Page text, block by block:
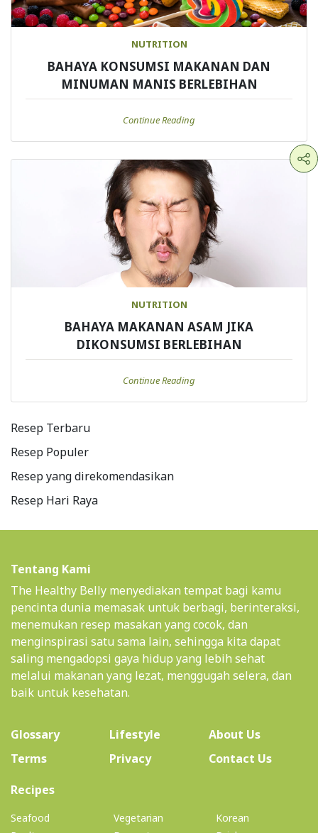
NUTRITION
BAHAYA KONSUMSI MAKANAN DAN
MINUMAN MANIS BERLEBIHAN
Continue Reading
NUTRITION
BAHAYA MAKANAN ASAM JIKA
DIKONSUMSI BERLEBIHAN
Continue Reading
Resep Terbaru
Resep Populer
Resep yang direkomendasikan
Resep Hari Raya
Tentang Kami
The Healthy Belly menyediakan tempat bagi kamu
pencinta dunia memasak untuk berbagi, berinteraksi,
menemukan resep masakan yang cocok, dan
menginspirasi satu sama lain, sehingga kita dapat
saling mengadopsi gaya hidup yang lebih sehat
melalui makanan yang lezat, menggugah selera, dan
baik untuk kesehatan.
Glossary Lifestyle About Us(current)
Terms
Privacy
Contact Us
Recipes(current)
Seafood
Vegetarian
Korean